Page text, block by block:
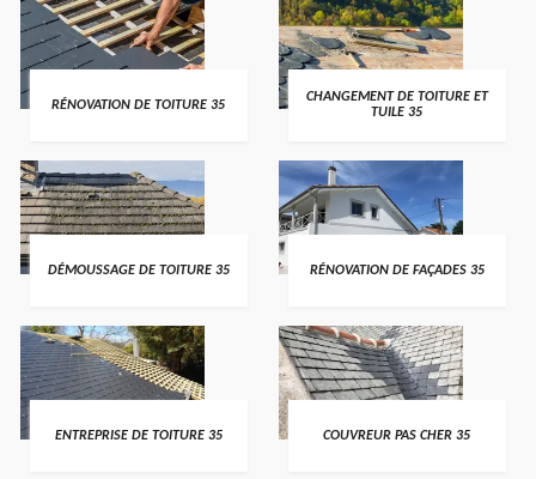
RÉNOVATION DE TOITURE 35
CHANGEMENT DE TOITURE ET
TUILE 35
DÉMOUSSAGE DE TOITURE 35 RÉNOVATION DE FAÇADES 35
ENTREPRISE DE TOITURE 35 COUVREUR PAS CHER 35